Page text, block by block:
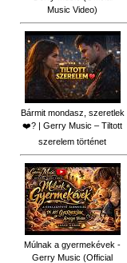
Music Video)
Bármit mondasz, szeretlek
❤️‍? | Gerry Music – Tiltott
szerelem történet
Múlnak a gyermekévek -
Gerry Music (Official